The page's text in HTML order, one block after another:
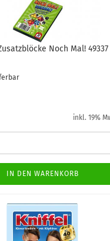
Noch Mal! 49337
inkl. 19%
IN DEN WARENKORB